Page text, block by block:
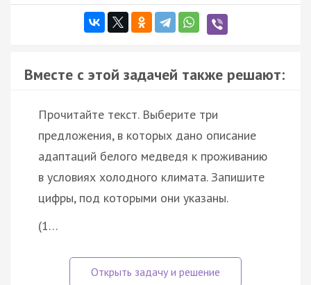
Вместе с этой задачей также решают:
Прочитайте текст. Выберите три
предложения, в которых дано описание
адаптаций белого медведя к проживанию
в условиях холодного климата. Запишите
цифры, под которыми они указаны.
(1…